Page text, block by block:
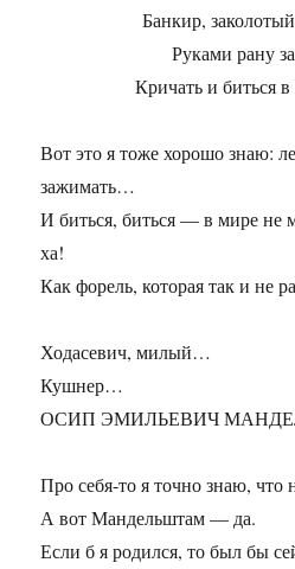
Банкир,
Руками рану
Кричать и биться
Вот это я тоже хорошо знаю:
зажимать…
И биться, биться — в мире
ха!
Как форель, которая так и не
Ходасевич, милый…
Кушнер…
ОСИП ЭМИЛЬЕВИЧ
Про себя-то я точно знаю, что
А вот Мандельштам — да.
Если б я родился, то был бы